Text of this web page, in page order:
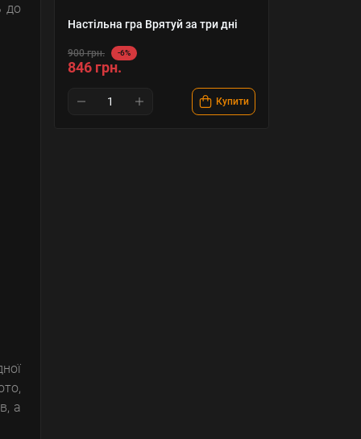
Настільна гра Врятуй за три дні
900 грн. -6%
846 грн.
Купити
до
а